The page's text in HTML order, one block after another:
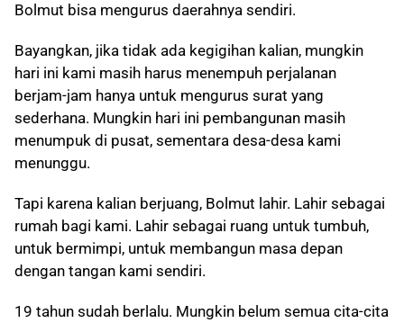
Bolmut bisa mengurus daerahnya sendiri.
Bayangkan, jika tidak ada kegigihan kalian, mungkin
hari ini kami masih harus menempuh perjalanan
berjam-jam hanya untuk mengurus surat yang
sederhana. Mungkin hari ini pembangunan masih
menumpuk di pusat, sementara desa-desa kami
menunggu.
Tapi karena kalian berjuang, Bolmut lahir. Lahir sebagai
rumah bagi kami. Lahir sebagai ruang untuk tumbuh,
untuk bermimpi, untuk membangun masa depan
dengan tangan kami sendiri.
19 tahun sudah berlalu. Mungkin belum semua cita-cita